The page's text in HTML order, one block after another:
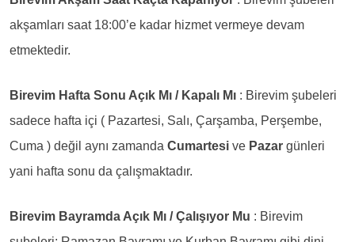
akşamları saat 18:00’e kadar hizmet vermeye devam
etmektedir.
Birevim Hafta Sonu Açık Mı / Kapalı Mı : Birevim şubeleri
sadece hafta içi ( Pazartesi, Salı, Çarşamba, Perşembe,
Cuma ) değil aynı zamanda Cumartesi ve Pazar günleri
yani hafta sonu da çalışmaktadır.
Birevim Bayramda Açık Mı / Çalışıyor Mu : Birevim